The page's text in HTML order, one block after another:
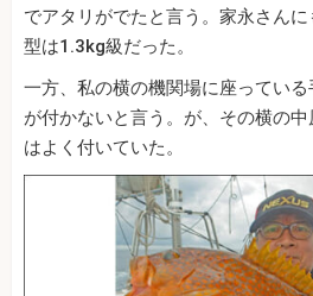
でアタリがでたと言う。家永さんに
型は1.3kg級だった。
一方、私の横の機関場に座ってい
が付かないと言う。が、その横の
はよく付いていた。